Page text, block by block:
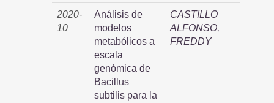
2020-
10
Análisis de
modelos
metabólicos a
escala
genómica de
Bacillus
subtilis para la
CASTILLO
ALFONSO,
FREDDY